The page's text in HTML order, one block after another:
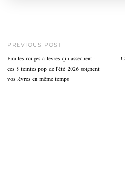
PREVIOUS POST
Fini les rouges à lèvres qui assèchent :
ces 8 teintes pop de l'été 2026 soignent
vos lèvres en même temps